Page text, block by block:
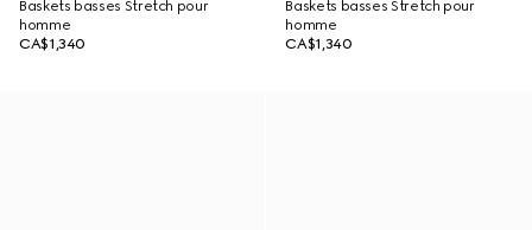
Baskets basses Stretch pour
homme
CA$1,340
Baskets basses Stretch pour
homme
CA$1,340